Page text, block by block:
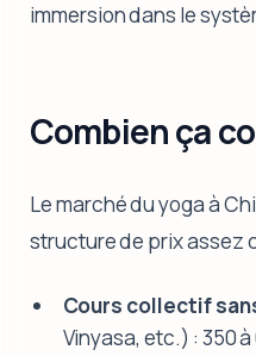
immersion dans le
Combien ça
Le marché du yoga à
structure de prix assez
Cours collectif
Vinyasa, etc.) : 350 à